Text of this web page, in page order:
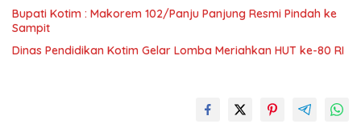
Bupati Kotim : Makorem 102/Panju Panjung Resmi Pindah ke
Sampit
Dinas Pendidikan Kotim Gelar Lomba Meriahkan HUT ke-80 RI